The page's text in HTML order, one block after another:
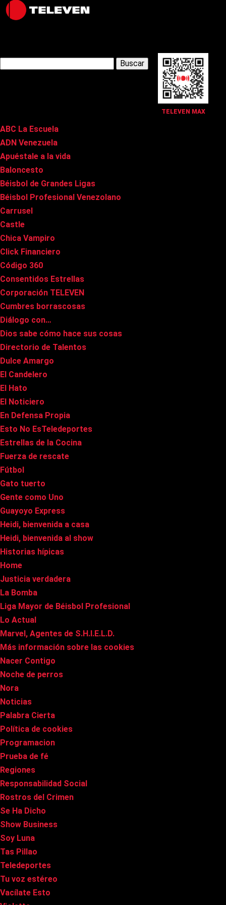
TELEVEN MAX
Latest Posts
ABC La Escuela
ADN Venezuela
Apuéstale a la vida
Baloncesto
Béisbol de Grandes Ligas
Béisbol Profesional Venezolano
Carrusel
Castle
Chica Vampiro
Click Financiero
Código 360
Consentidos Estrellas
Corporación TELEVEN
Cumbres borrascosas
Diálogo con…
Dios sabe cómo hace sus cosas
Directorio de Talentos
Dulce Amargo
El Candelero
El Hato
El Noticiero
En Defensa Propia
Esto No EsTeledeportes
Estrellas de la Cocina
Fuerza de rescate
Fútbol
Gato tuerto
Gente como Uno
Guayoyo Express
Heidi, bienvenida a casa
Heidi, bienvenida al show
Historias hípicas
Home
Justicia verdadera
La Bomba
Liga Mayor de Béisbol Profesional
Lo Actual
Marvel, Agentes de S.H.I.E.L.D.
Más información sobre las cookies
Nacer Contigo
Noche de perros
Nora
Noticias
Palabra Cierta
Política de cookies
Programacion
Prueba de fé
Regiones
Responsabilidad Social
Rostros del Crimen
Se Ha Dicho
Show Business
Soy Luna
Tas Pillao
Teledeportes
Tu voz estéreo
Vacílate Esto